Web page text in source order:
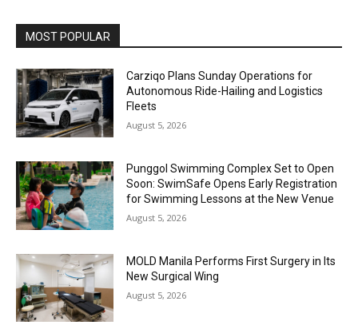
MOST POPULAR
Carziqo Plans Sunday Operations for
Autonomous Ride-Hailing and Logistics
Fleets
August 5, 2026
Punggol Swimming Complex Set to Open
Soon: SwimSafe Opens Early Registration
for Swimming Lessons at the New Venue
August 5, 2026
MOLD Manila Performs First Surgery in Its
New Surgical Wing
August 5, 2026